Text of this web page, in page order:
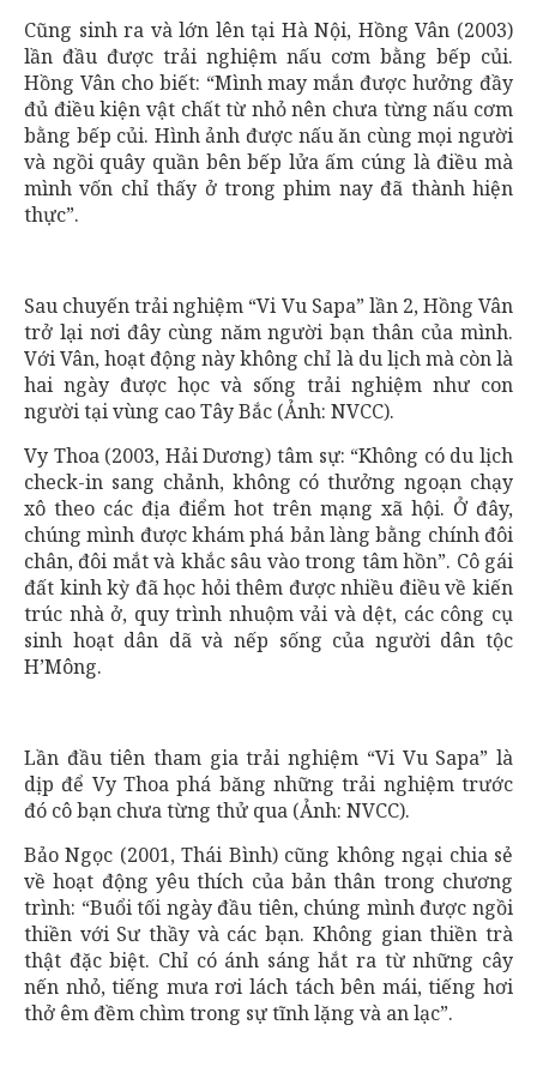
Cũng sinh ra và lớn lên tại Hà Nội, Hồng Vân (2003)
lần đầu được trải nghiệm nấu cơm bằng bếp củi.
Hồng Vân cho biết: “Mình may mắn được hưởng đầy
đủ điều kiện vật chất từ nhỏ nên chưa từng nấu cơm
bằng bếp củi. Hình ảnh được nấu ăn cùng mọi người
và ngồi quây quần bên bếp lửa ấm cúng là điều mà
mình vốn chỉ thấy ở trong phim nay đã thành hiện
thực”.
Sau chuyến trải nghiệm “Vi Vu Sapa” lần 2, Hồng Vân
trở lại nơi đây cùng năm người bạn thân của mình.
Với Vân, hoạt động này không chỉ là du lịch mà còn là
hai ngày được học và sống trải nghiệm như con
người tại vùng cao Tây Bắc (Ảnh: NVCC).
Vy Thoa (2003, Hải Dương) tâm sự: “Không có du lịch
check-in sang chảnh, không có thưởng ngoạn chạy
xô theo các địa điểm hot trên mạng xã hội. Ở đây,
chúng mình được khám phá bản làng bằng chính đôi
chân, đôi mắt và khắc sâu vào trong tâm hồn”. Cô gái
đất kinh kỳ đã học hỏi thêm được nhiều điều về kiến
trúc nhà ở, quy trình nhuộm vải và dệt, các công cụ
sinh hoạt dân dã và nếp sống của người dân tộc
H’Mông.
Lần đầu tiên tham gia trải nghiệm “Vi Vu Sapa” là
dịp để Vy Thoa phá băng những trải nghiệm trước
đó cô bạn chưa từng thử qua (Ảnh: NVCC).
Bảo Ngọc (2001, Thái Bình) cũng không ngại chia sẻ
về hoạt động yêu thích của bản thân trong chương
trình: “Buổi tối ngày đầu tiên, chúng mình được ngồi
thiền với Sư thầy và các bạn. Không gian thiền trà
thật đặc biệt. Chỉ có ánh sáng hắt ra từ những cây
nến nhỏ, tiếng mưa rơi lách tách bên mái, tiếng hơi
thở êm đềm chìm trong sự tĩnh lặng và an lạc”.